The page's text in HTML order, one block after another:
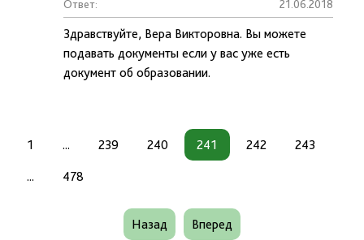
Ответ: 21.06.2018
Здравствуйте, Вера Викторовна. Вы можете
подавать документы если у вас уже есть
документ об образовании.
1 ... 239 240 241 242 243
... 478
Назад Вперед